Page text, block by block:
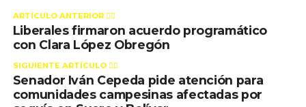
ARTÍCULO ANTERIOR 👉🏻
Liberales firmaron acuerdo programático
con Clara López Obregón
SIGUIENTE ARTÍCULO 👈🏻
Senador Iván Cepeda pide atención para
comunidades campesinas afectadas por